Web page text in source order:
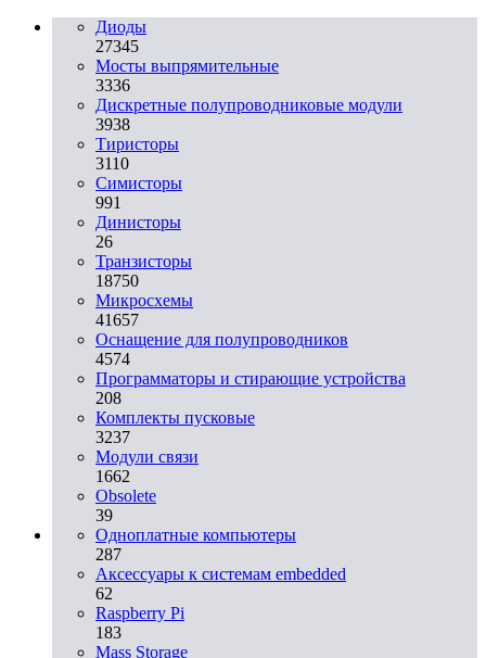
Диоды
27345
Мосты выпрямительные
3336
Дискретные полупроводниковые модули
3938
Тиристоры
3110
Симисторы
991
Динисторы
26
Транзисторы
18750
Микросхемы
41657
Оснащение для полупроводников
4574
Программаторы и стирающие устройства
208
Комплекты пусковые
3237
Модули связи
1662
Obsolete
39
Одноплатные компьютеры
287
Аксессуары к системам embedded
62
Raspberry Pi
183
Mass Storage